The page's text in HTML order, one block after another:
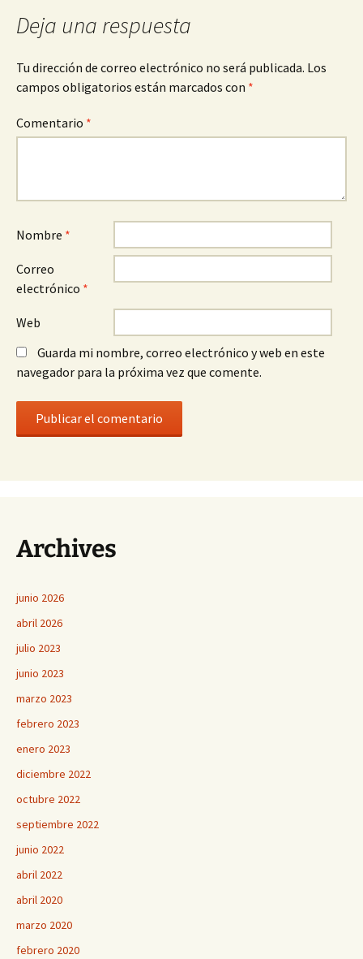
Deja una respuesta
Tu dirección de correo electrónico no será publicada. Los
campos obligatorios están marcados con *
Comentario *
Nombre *
Correo
electrónico *
Web
Guarda mi nombre, correo electrónico y web en este
navegador para la próxima vez que comente.
Archives
junio 2026
abril 2026
julio 2023
junio 2023
marzo 2023
febrero 2023
enero 2023
diciembre 2022
octubre 2022
septiembre 2022
junio 2022
abril 2022
abril 2020
marzo 2020
febrero 2020